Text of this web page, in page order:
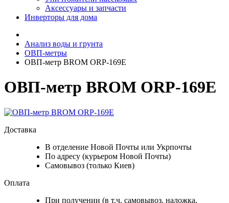
Аксессуары и запчасти
Инверторы для дома
Анализ воды и грунта
ОВП-метры
ОВП-метр BROM ORP-169E
ОВП-метр BROM ORP-169E
Доставка
В отделение Новой Почты или Укрпочты
По адресу (курьером Новой Почты)
Самовывоз (только Киев)
Оплата
При получении (в т.ч. самовывоз, наложка,